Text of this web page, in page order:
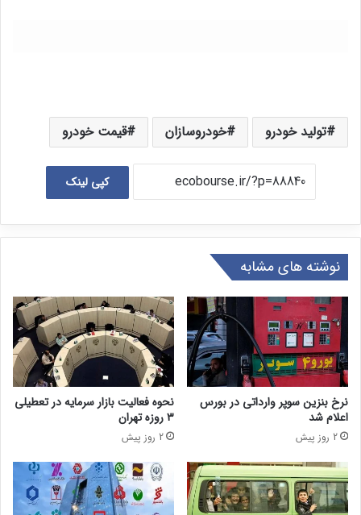
تولید خودرو خودروسازان قیمت خودرو
کپی لینک
نوشته های مشابه
نرخ بنزین سوپر وارداتی در بورس
اعلام شد
2 روز پیش
نحوه فعالیت بازار سرمایه در تعطیلی
۳ روزه تهران
2 روز پیش